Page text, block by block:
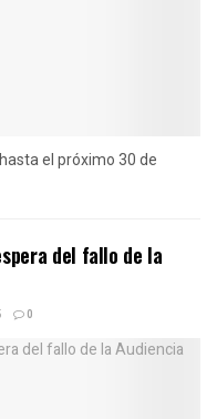
el próximo 30 de
del fallo de la
0